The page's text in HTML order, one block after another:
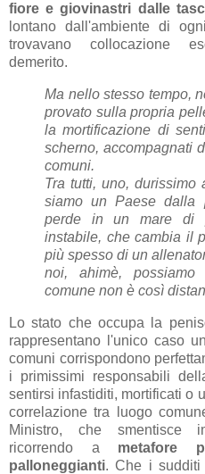
fiore e giovinastri dalle
lontano dall'ambiente di
trovavano collocazione
demerito.
Ma nello stesso tempo,
provato sulla propria
la mortificazione di
scherno, accompagnati
comuni.
Tra tutti, uno, durissimo
siamo un Paese dalla
perde in un mare di
instabile, che cambia il
più spesso di un
noi, ahimè,
comune non è così
Lo stato che occupa la
rappresentano l'unico caso
comuni corrispondono
i primissimi responsabili
sentirsi infastiditi, mortificati o
correlazione tra luogo
Ministro, che smentisce
ricorrendo a metafore
palloneggianti. Che i sudditi